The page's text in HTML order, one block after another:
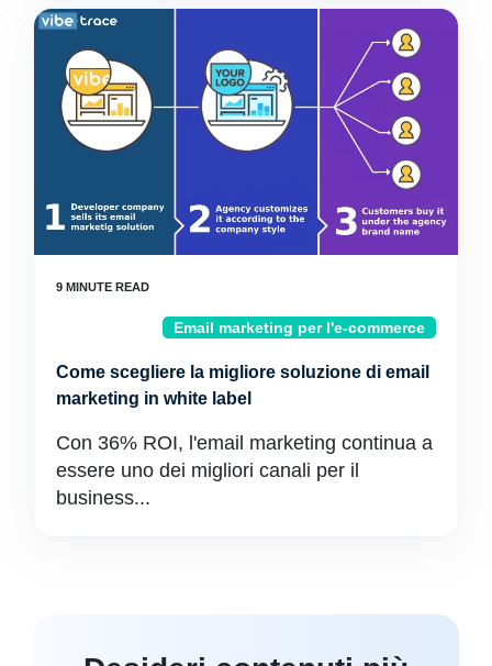
Email marketing per l'e-commerce
Come scegliere la migliore soluzione di email
marketing in white label
Con 36% ROI, l'email marketing continua a
essere uno dei migliori canali per il
business...